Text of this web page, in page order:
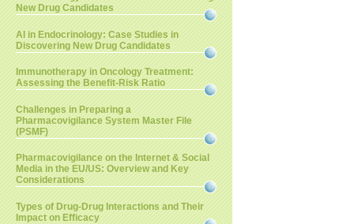
New Drug Candidates
AI in Endocrinology: Case Studies in
Discovering New Drug Candidates
Immunotherapy in Oncology Treatment:
Assessing the Benefit-Risk Ratio
Challenges in Preparing a
Pharmacovigilance System Master File
(PSMF)
Pharmacovigilance on the Internet & Social
Media in the EU/US: Overview and Key
Considerations
Types of Drug-Drug Interactions and Their
Impact on Efficacy